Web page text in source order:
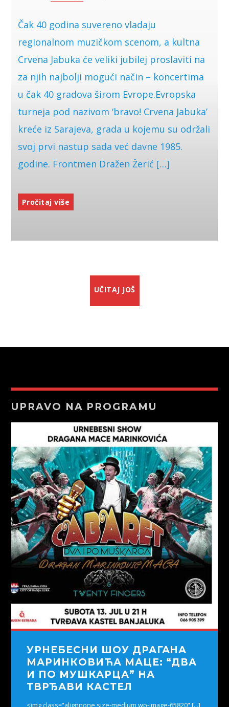
Čak 40 godina suvereno vladaju
regionalnom muzičkom scenom, a kultna
Crvena Jabuka će veliki jubilej proslaviti na
za njih najbolji mogući način – koncertima
u čak 40 gradova širom Evrope.Evropska
turneja pod nazivom ‘bravo! Crvena Jabuka’
kreće iz Sarajeva, grada u kojemu su održali
svoj prvi nastup sada već davne 1985.
godine. Frontmen Dražen Žerić […]
Pročitaj više
UČITAJ JOŠ
UPRAVO NA PROGRAMU
УРНЕБЕСНИ ШОУ ДРАГАНА
МАРИНКОВИЋА МАЦЕ: “ДВА
И ПО МУШКАРЦА” НА
ТВРЂАВИ КАСТЕЛ